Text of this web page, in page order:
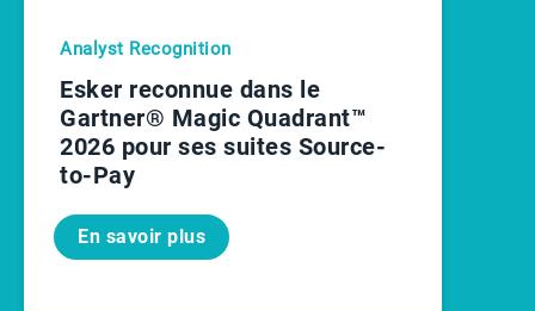
Analyst Recognition
Esker reconnue dans le
Gartner® Magic Quadrant™
2026 pour ses suites Source-
to-Pay
En savoir plus